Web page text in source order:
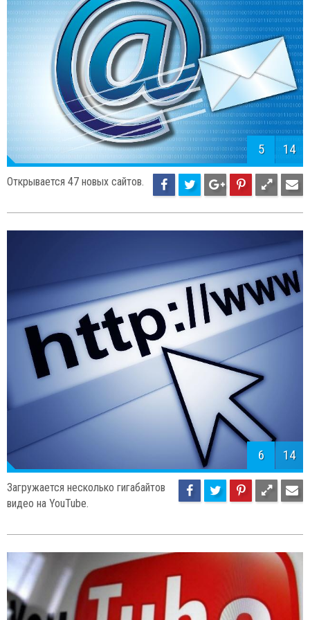
5 14
Открывается 47 новых сайтов.
6 14
Загружается несколько гигабайтов
видео на YouTube.